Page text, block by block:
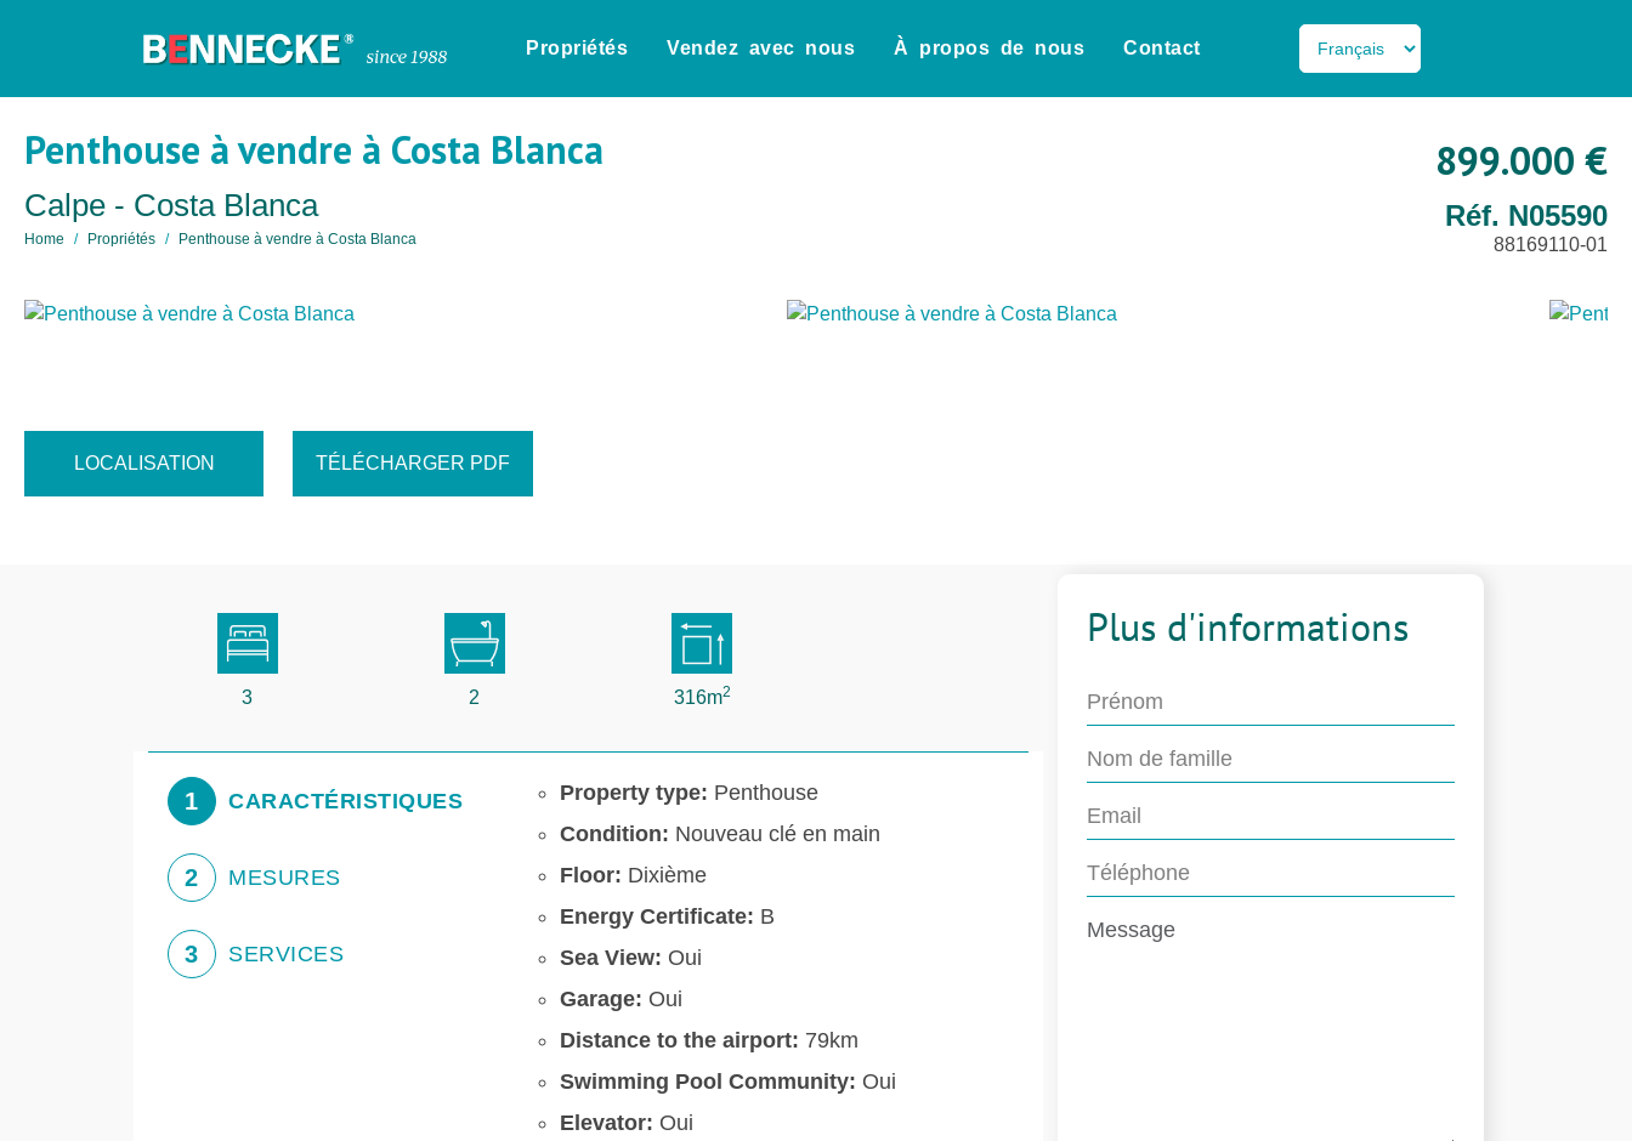
Propriétés Vendez avec nous À propos de nous Contact
Penthouse à vendre à Costa Blanca
Calpe - Costa Blanca
Home Propriétés Penthouse à vendre à Costa Blanca
899.000 €
Réf. N05590
88169110-01
LOCALISATION TÉLÉCHARGER PDF
3 2 316m2
1 CARACTÉRISTIQUES
2 MESURES
3 SERVICES
Property type: Penthouse
Condition: Nouveau clé en main
Floor: Dixième
Energy Certificate: B
Sea View: Oui
Garage: Oui
Distance to the airport: 79km
Swimming Pool Community: Oui
Elevator: Oui
Plus d'informations